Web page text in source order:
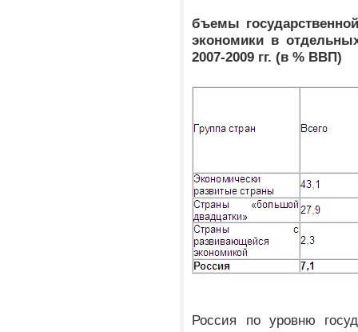
бъемы
экономики в
2007-2009 гг. (в % ВВП)
Россия по уровню